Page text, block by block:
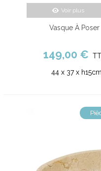
Voir plus
Vasque À Poser
149,00 €
44 x 37 x